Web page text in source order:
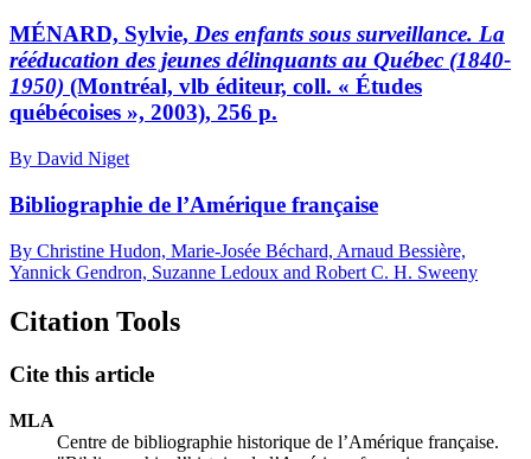
MÉNARD, Sylvie, Des enfants sous surveillance. La
rééducation des jeunes délinquants au Québec (1840-
1950) (Montréal, vlb éditeur, coll. « Études
québécoises », 2003), 256 p.
By David Niget
Bibliographie de l’Amérique française
By Christine Hudon, Marie-Josée Béchard, Arnaud Bessière,
Yannick Gendron, Suzanne Ledoux and Robert C. H. Sweeny
Citation Tools
Cite this article
MLA
Centre de bibliographie historique de l’Amérique française.